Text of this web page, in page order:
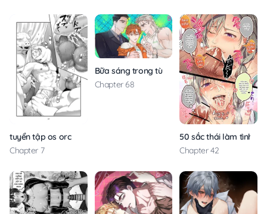
tuyển tập os orc
Chapter 7
Bữa sáng trong tù
Chapter 68
50 sắc thái làm tình
Chapter 42